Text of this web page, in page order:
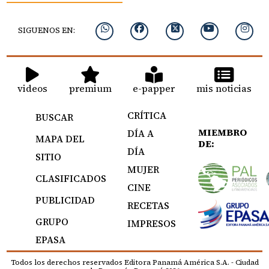
SIGUENOS EN:
videos premium e-papper mis noticias
BUSCAR
MAPA DEL
SITIO
CLASIFICADOS
PUBLICIDAD
GRUPO
EPASA
CRÍTICA
DÍA A
DÍA
MUJER
CINE
RECETAS
IMPRESOS
MIEMBRO
DE:
Todos los derechos reservados Editora Panamá América S.A. - Ciudad